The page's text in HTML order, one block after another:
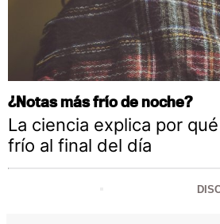
¿Notas más frío de noche?
La ciencia explica por
frío al final del día